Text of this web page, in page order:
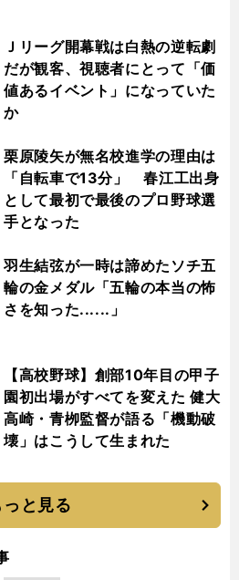
Ｊリーグ開幕戦は白熱の逆転劇
だが観客、視聴者にとって「価
値あるイベント」になっていた
か
栗原陵矢が無名校進学の理由は
「自転車で13分」 春江工出身
として最初で最後のプロ野球選
手となった
羽生結弦が一時は諦めたソチ五
輪の金メダル「五輪の本当の怖
さを知った......」
【高校野球】創部10年目の甲子
園初出場がすべてを変えた 健大
高崎・青栁監督が語る「機動破
壊」はこうして生まれた
っと見る